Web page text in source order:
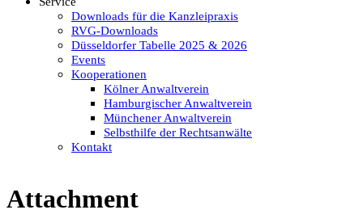
Downloads für die Kanzleipraxis
RVG-Downloads
Düsseldorfer Tabelle 2025 & 2026
Events
Kooperationen
Kölner Anwaltverein
Hamburgischer Anwaltverein
Münchener Anwaltverein
Selbsthilfe der Rechtsanwälte
Kontakt
Attachment